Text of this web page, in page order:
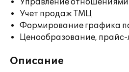
Управление отношениями
Учет продаж ТМЦ
Формирование графика
Ценообразование, прайс-
Описание